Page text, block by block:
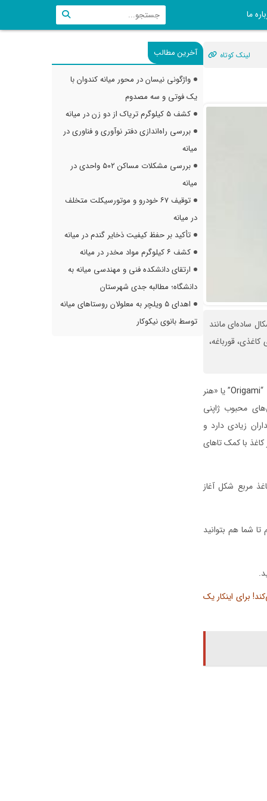
ما
لینک کوتاه
ساده‌ای مانند
قورباغه،
“
Origami” یا «هنر
محبوب ژاپنی
زیادی دارد و
با کمک تاهای
مربع شکل آغاز
شما هم بتوانید
برای اینکار یک
آخرین مطالب
واژگونی نیسان در محور میانه کندوان با
یک فوتی و سه مصدوم
کشف ۵ کیلوگرم تریاک از دو زن در میانه
بررسی راه‌اندازی دفتر نوآوری و فناوری در
میانه
بررسی مشکلات مساکن ۵۰۲ واحدی در
میانه
توقیف ۶۷ خودرو و موتورسیکلت متخلف
در میانه
تأکید بر حفظ کیفیت ذخایر گندم در میانه
کشف ۶ کیلوگرم مواد مخدر در میانه
ارتقای دانشکده فنی و مهندسی میانه به
دانشگاه؛ مطالبه جدی شهرستان
اهدای ۵ ویلچر به معلولان روستاهای میانه
توسط بانوی نیکوکار